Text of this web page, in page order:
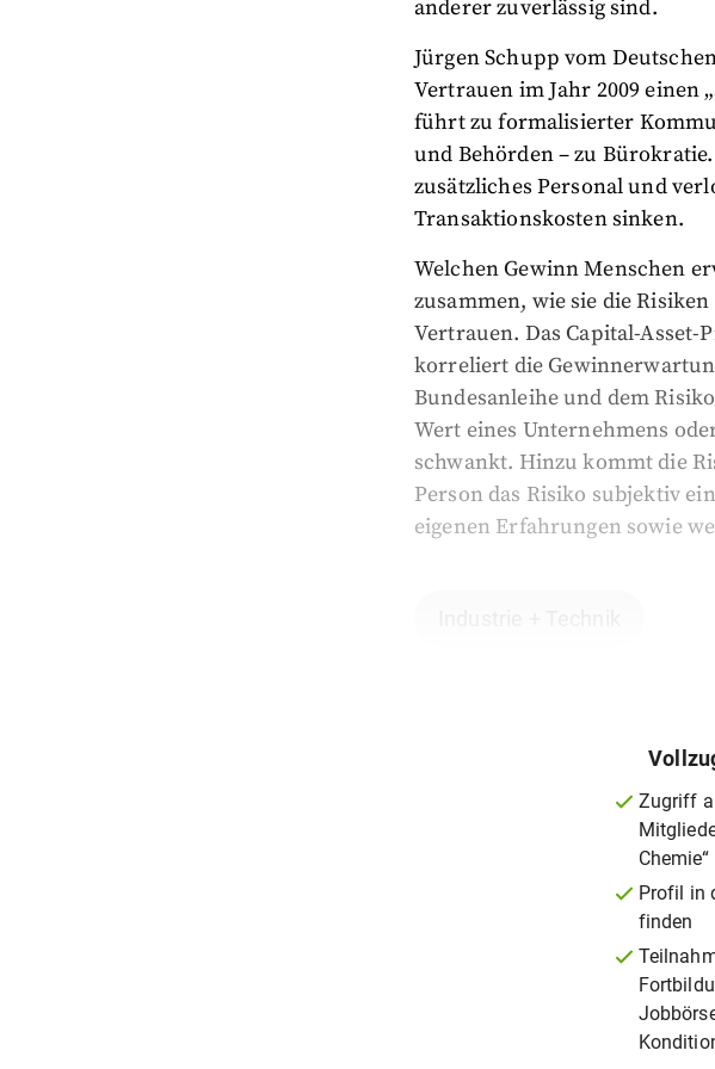
anderer zuverlässig sind.
Jürgen Schupp vom
Vertrauen im Jahr 2009 einen
führt zu formalisierter
und Behörden – zu
zusätzliches Personal und
Transaktionskosten sinken.
Welchen Gewinn Menschen
zusammen, wie sie die
Vertrauen. Das Capital-Asset-
korreliert die
Bundesanleihe und dem
Wert eines Unternehmens
schwankt. Hinzu kommt die
Person das Risiko subjektiv
eigenen Erfahrungen sowie
Zugriff
Chemie“
Profil in
finden